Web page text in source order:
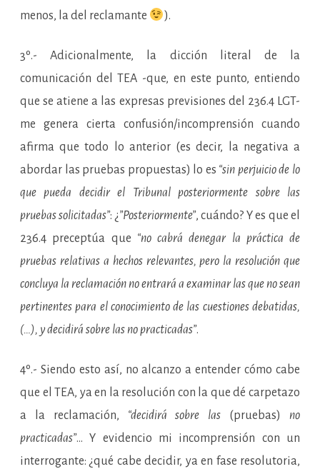
menos, la del reclamante
).
3º.- Adicionalmente, la dicción literal de la
comunicación del TEA -que, en este punto, entiendo
que se atiene a las expresas previsiones del 236.4 LGT-
me genera cierta confusión/incomprensión cuando
afirma que todo lo anterior (es decir, la negativa a
abordar las pruebas propuestas) lo es “sin perjuicio de lo
que pueda decidir el Tribunal posteriormente sobre las
pruebas solicitadas”: ¿”Posteriormente”, cuándo? Y es que el
236.4 preceptúa que “no cabrá denegar la práctica de
pruebas relativas a hechos relevantes, pero la resolución que
concluya la reclamación no entrará a examinar las que no sean
pertinentes para el conocimiento de las cuestiones debatidas,
(…), y decidirá sobre las no practicadas”.
4º.- Siendo esto así, no alcanzo a entender cómo cabe
que el TEA, ya en la resolución con la que dé carpetazo
a la reclamación, “decidirá sobre las (pruebas) no
practicadas”… Y evidencio mi incomprensión con un
interrogante: ¿qué cabe decidir, ya en fase resolutoria,